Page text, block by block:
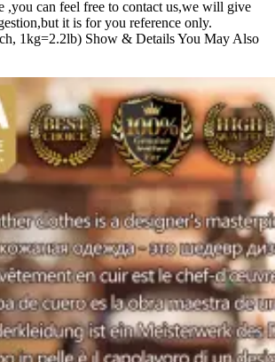
,you can feel free to contact us,we will give
it is for you reference only.
1kg=2.2lb) Show & Details You May Also